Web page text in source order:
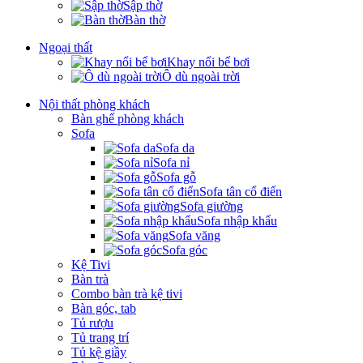
Sập thờ
Bàn thờ
Ngoại thất
Khay nổi bể bơi
Ô dù ngoài trời
Nội thất phòng khách
Bàn ghế phòng khách
Sofa
Sofa da
Sofa nỉ
Sofa gỗ
Sofa tân cổ điển
Sofa giường
Sofa nhập khẩu
Sofa văng
Sofa góc
Kệ Tivi
Bàn trà
Combo bàn trà kệ tivi
Bàn góc, tab
Tủ rượu
Tủ trang trí
Tủ kệ giầy